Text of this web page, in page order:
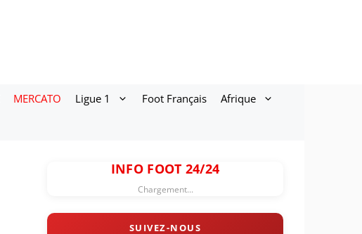
MERCATO Ligue 1 Foot Français Afrique
INFO FOOT 24/24
Chargement...